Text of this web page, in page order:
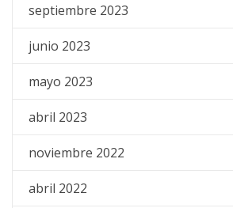
septiembre 2023
junio 2023
mayo 2023
abril 2023
noviembre 2022
abril 2022